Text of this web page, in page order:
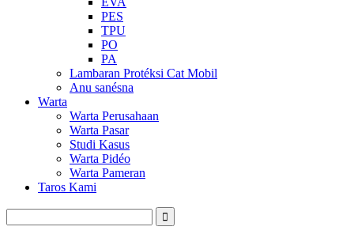
PES
TPU
PO
PA
Lambaran Protéksi Cat Mobil
Anu sanésna
Warta
Warta Perusahaan
Warta Pasar
Studi Kasus
Warta Pidéo
Warta Pameran
Taros Kami